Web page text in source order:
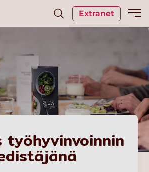
Extranet
työhyvinvoinnin